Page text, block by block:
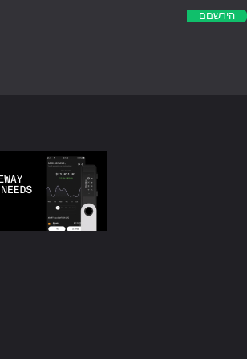
הירשםם